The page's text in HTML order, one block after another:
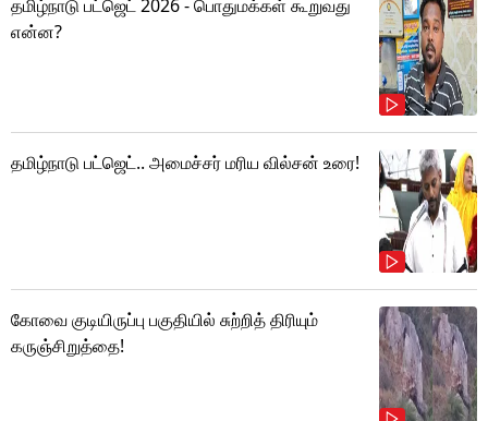
தமிழ்நாடு பட்ஜெட் 2026 - பொதுமக்கள் கூறுவது
என்ன?
தமிழ்நாடு பட்ஜெட்.. அமைச்சர் மரிய வில்சன் உரை!
கோவை குடியிருப்பு பகுதியில் சுற்றித் திரியும்
கருஞ்சிறுத்தை!